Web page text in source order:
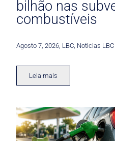
bilhão nas
combustíveis
Agosto 7, 2026 LBC Noticias LBC
Leia mais